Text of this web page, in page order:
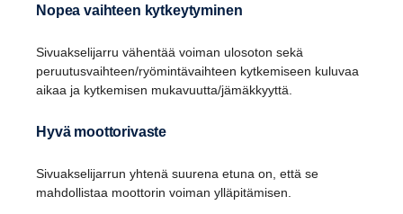
Nopea vaihteen kytkeytyminen
Sivuakselijarru vähentää voiman ulosoton sekä
peruutusvaihteen/ryömintävaihteen kytkemiseen kuluvaa
aikaa ja kytkemisen mukavuutta/jämäkkyyttä.
Hyvä moottorivaste
Sivuakselijarrun yhtenä suurena etuna on, että se
mahdollistaa moottorin voiman ylläpitämisen.